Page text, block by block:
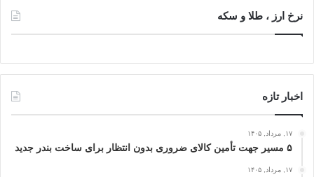
نرخ ارز ، طلا و سکه
اخبار تازه
۱۷, مرداد, ۱۴۰۵
۵ مسیر جهت تأمین کالای ضروری بدون انتظار برای ساخت بندر جدید
۱۷, مرداد, ۱۴۰۵